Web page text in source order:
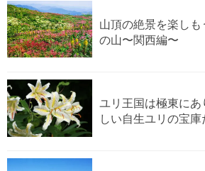
山頂の絶景を楽し
の山〜関西編〜
ユリ王国は極東に
しい自生ユリの宝庫